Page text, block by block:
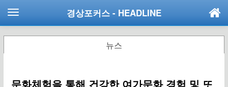
경상포커스 - HEADLINE
뉴스
문화체험을 통해 건강한 여가문화 경험 및 또